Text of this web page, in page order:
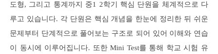
도형, 그리고 통계까지 중1 2학기 핵심 단원을 체계적으로 다
루고 있습니다. 각 단원은 핵심 개념을 한눈에 정리한 뒤 쉬운
문제부터 단계적으로 풀어보는 구조로 되어 있어 이해와 연습
이 동시에 이루어집니다. 또한 Mini Test를 통해 학교 시험 유